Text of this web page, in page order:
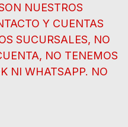
NUESTROS
Y CUENTAS
SUCURSALES, NO
NO TENEMOS
NI WHATSAPP. NO